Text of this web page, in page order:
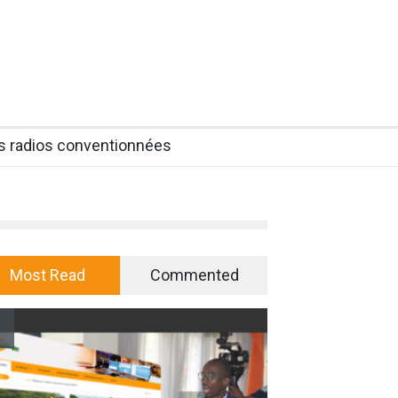
radios conventionnées
Most Read Commented